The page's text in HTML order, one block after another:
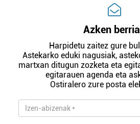
Azken
Harpidetu zaitez gure
Astekarko eduki nagusiak,
martxan ditugun zozketa eta
egitarauen agenda eta
Ostiralero zure posta